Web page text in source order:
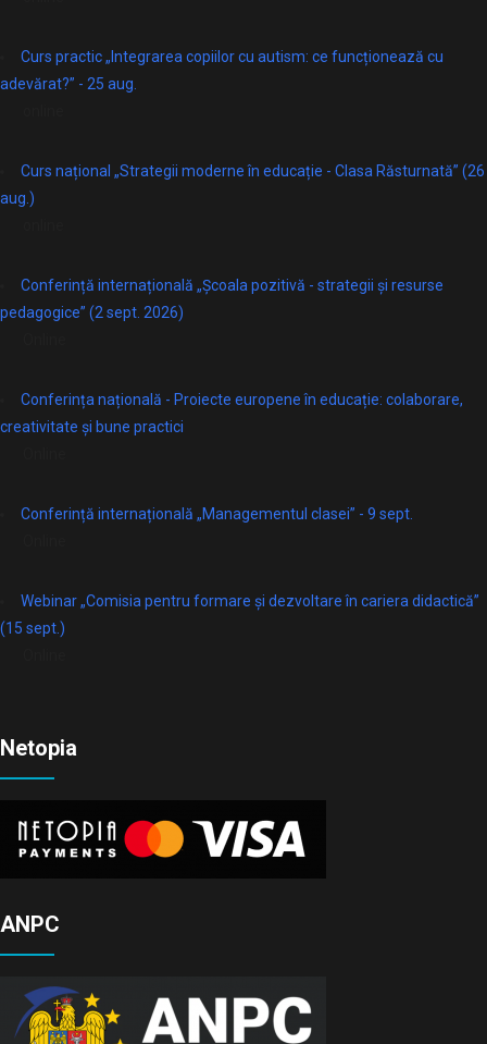
Curs practic „Integrarea copiilor cu autism: ce funcționează cu
adevărat?” - 25 aug.
Curs național „Strategii moderne în educație - Clasa Răsturnată” (26
aug.)
Conferință internațională „Școala pozitivă - strategii și resurse
pedagogice” (2 sept. 2026)
Conferința națională - Proiecte europene în educație: colaborare,
creativitate și bune practici
Conferință internațională „Managementul clasei” - 9 sept.
Webinar „Comisia pentru formare și dezvoltare în cariera didactică”
(15 sept.)
Netopia
ANPC